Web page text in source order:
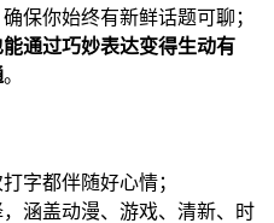
保你始终有新鲜话题可聊；
通过巧妙表达变得生动有
。
字都伴随好心情；
涵盖动漫、游戏、清新、时